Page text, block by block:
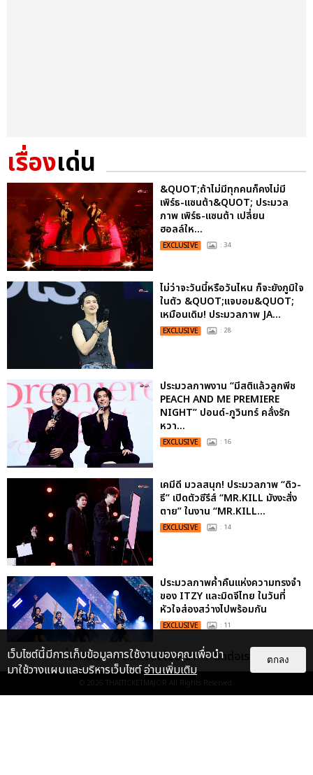
เรื่องเด่น
&QUOT;ถ้าไม่มีทุกคนก็คงไม่มี
เพิร์ธ-แซนต้า&QUOT; ประมวล
ภาพ เพิร์ธ-แซนต้า เปลี่ยน
ฮอลล์ให...
EXCLUSIVE : 34
ไม่ว่าจะวันนี้หรือวันไหน ก็จะยังภูมิใจ
ในตัว &QUOT;แจบอม&QUOT;
เหมือนเดิม! ประมวลภาพ JA...
EXCLUSIVE : 28
ประมวลภาพงาน “มีสติแล้วลูกพีช
PEACH AND ME PREMIERE
NIGHT” ปอนด์-ภูวินทร์ คลั่งรัก
หวา...
EXCLUSIVE : 16
เคมีดี มวลสนุก! ประมวลภาพ “ดิว-
ธี” เปิดตัวซีรีส์ “MR.KILL มังงะสั่ง
ตาย” ในงาน “MR.KILL...
EXCLUSIVE : 14
ประมวลภาพค่ำคืนแห่งความทรงจำ
ของ ITZY และมิดจีไทย ในวันที่
หัวใจส่องสว่างไปพร้อมกัน
EXCLUSIVE : 11
เกี่ยวกับเรา ติดต่อลงโฆษณา ติดต่อเรา
© 2026 THAITICKETMAJOR All Rights Reserved.
เว็บไซต์นี้มีการเก็บข้อมูลการใช้งานของคุณเพื่อนำ
มาใช้วางแผนและบริหารเว็บไซต์อ่านเพิ่มเติม
ตกลง